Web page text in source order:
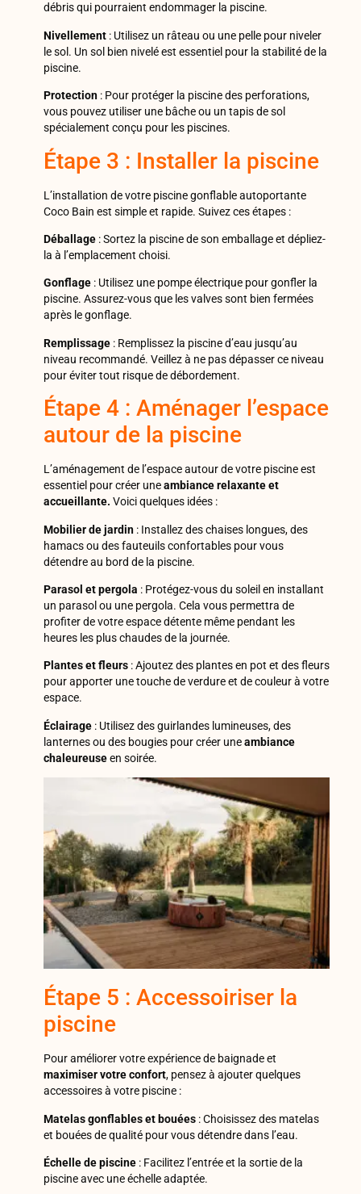
débris qui pourraient endommager la piscine.
Nivellement: Utilisez un râteau ou une pelle pour niveler
le sol. Un sol bien nivelé est essentiel pour la stabilité de la
piscine.
Protection: Pour protéger la piscine des perforations,
vous pouvez utiliser une bâche ou un tapis de sol
spécialement conçu pour les piscines.
Étape 3 : Installer la piscine
L’installation de votre piscine gonflable autoportante
Coco Bain est simple et rapide. Suivez ces étapes :
Déballage: Sortez la piscine de son emballage et dépliez-
la à l’emplacement choisi.
Gonflage: Utilisez une pompe électrique pour gonfler la
piscine. Assurez-vous que les valves sont bien fermées
après le gonflage.
Remplissage: Remplissez la piscine d’eau jusqu’au
niveau recommandé. Veillez à ne pas dépasser ce niveau
pour éviter tout risque de débordement.
Étape 4 : Aménager l’espace
autour de la piscine
L’aménagement de l’espace autour de votre piscine est
essentiel pour créer uneambiance relaxante et
accueillante. Voici quelques idées :
Mobilier de jardin: Installez des chaises longues, des
hamacs ou des fauteuils confortables pour vous
détendre au bord de la piscine.
Parasol et pergola : Protégez-vous du soleil en installant
un parasol ou une pergola. Cela vous permettra de
profiter de votre espace détente même pendant les
heures les plus chaudes de la journée.
Plantes et fleurs: Ajoutez des plantes en pot et des fleurs
pour apporter une touche de verdure et de couleur à votre
espace.
Éclairage: Utilisez des guirlandes lumineuses, des
lanternes ou des bougies pour créer uneambiance
chaleureuseen soirée.
Étape 5 : Accessoiriser la
piscine
Pour améliorer votre expérience de baignade et
maximiser votre confort, pensez à ajouter quelques
accessoires à votre piscine :
Matelas gonflables et bouées: Choisissez des matelas
et bouées de qualité pour vous détendre dans l’eau.
Échelle de piscine: Facilitez l’entrée et la sortie de la
piscine avec une échelle adaptée.